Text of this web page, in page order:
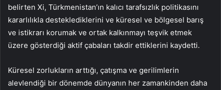
belirten Xi, Türkmenistan’ın kalıcı tarafsızlık politikasını
kararlılıkla desteklediklerini ve küresel ve bölgesel barış
ve istikrarı korumak ve ortak kalkınmayı teşvik etmek
üzere gösterdiği aktif çabaları takdir ettiklerini kaydetti.
Küresel zorlukların arttığı, çatışma ve gerilimlerin
alevlendiği bir dönemde dünyanın her zamankinden daha